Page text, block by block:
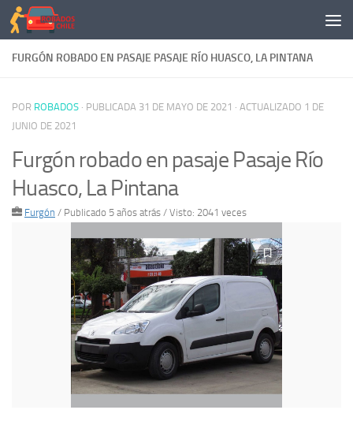
Saltar al contenido
FURGÓN ROBADO EN PASAJE PASAJE RÍO HUASCO, LA PINTANA
POR ROBADOS · PUBLICADA 31 DE MAYO DE 2021 · ACTUALIZADO 1 DE
JUNIO DE 2021
Furgón robado en pasaje Pasaje Río
Huasco, La Pintana
Furgón / Publicado 5 años atrás / Visto: 2041 veces